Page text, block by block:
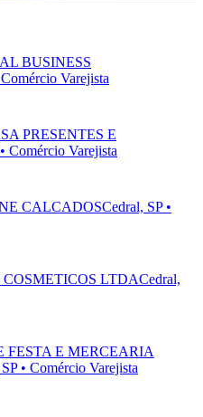
BUSINESS
Varejista
PRESENTES E
Comércio Varejista
CALCADOSCedral, SP •
LTDACedral,
FESTA E MERCEARIA
• Comércio Varejista